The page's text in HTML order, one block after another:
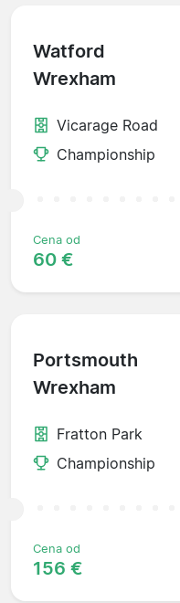
Watford
Wrexham
Vicarage Road
Championship
Cena od
60 €
Portsmouth
Wrexham
Fratton Park
Championship
Cena od
156 €